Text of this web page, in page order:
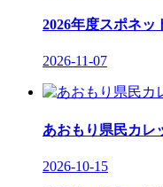
2026年度スポネ
2026-11-07
あおもり県民カレ
2026-10-15